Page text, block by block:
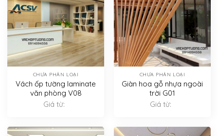
CHƯA PHÂN LOẠI
Vách ốp tường laminate
văn phòng V08
Giá từ:
CHƯA PHÂN LOẠI
Giàn hoa gỗ nhựa ngoài
trời G01
Giá từ: